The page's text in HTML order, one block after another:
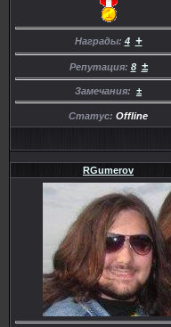
Награды: 4 +
Репутация: 8 ±
Замечания: ±
Статус: Offline
RGumerov